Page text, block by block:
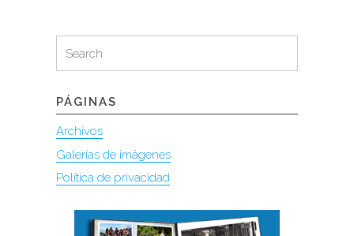
for:
Search
PÁGINAS
Archivos
Galerías de imágenes
Política de privacidad